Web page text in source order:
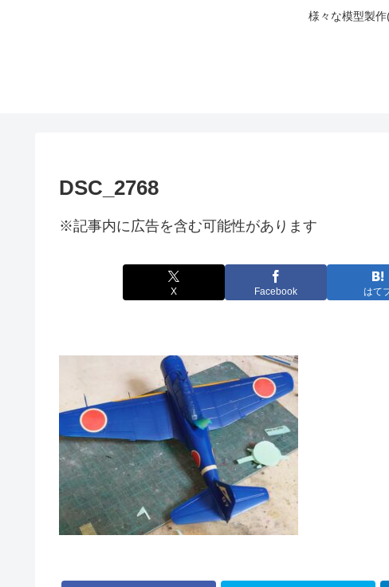
様々な模型製作
DSC_2768
※記事内に広告を含む可能性があります
X Facebook はて